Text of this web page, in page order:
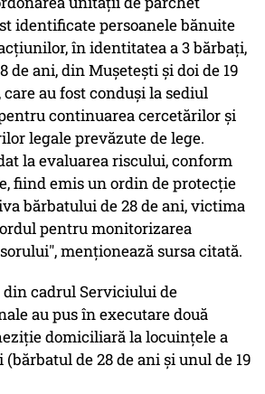
identificate persoanele bănuite
în identitatea a 3 bărbaţi,
de ani, din Muşeteşti şi doi de 19
au fost conduşi la sediul
continuarea cercetărilor şi
legale prevăzute de lege.
la evaluarea riscului, conform
fiind emis un ordin de protecţie
bărbatului de 28 de ani, victima
pentru monitorizarea
menţionează sursa citată.
cadrul Serviciului de
au pus în executare două
domiciliară la locuinţele a
de 28 de ani şi unul de 19